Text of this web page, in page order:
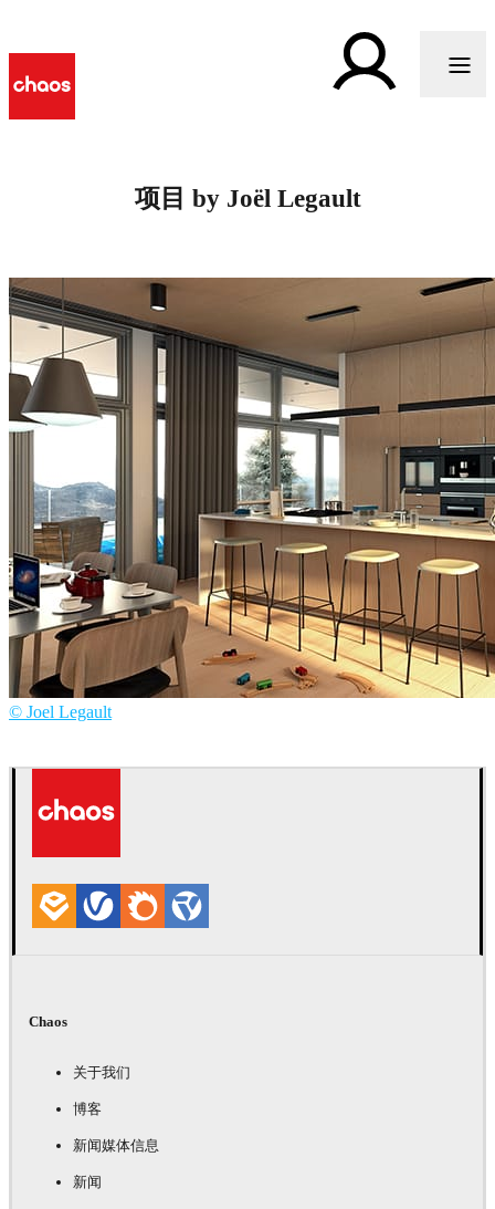
项目 by Joël Legault
© Joel Legault
Chaos
关于我们
博客
新闻媒体信息
新闻